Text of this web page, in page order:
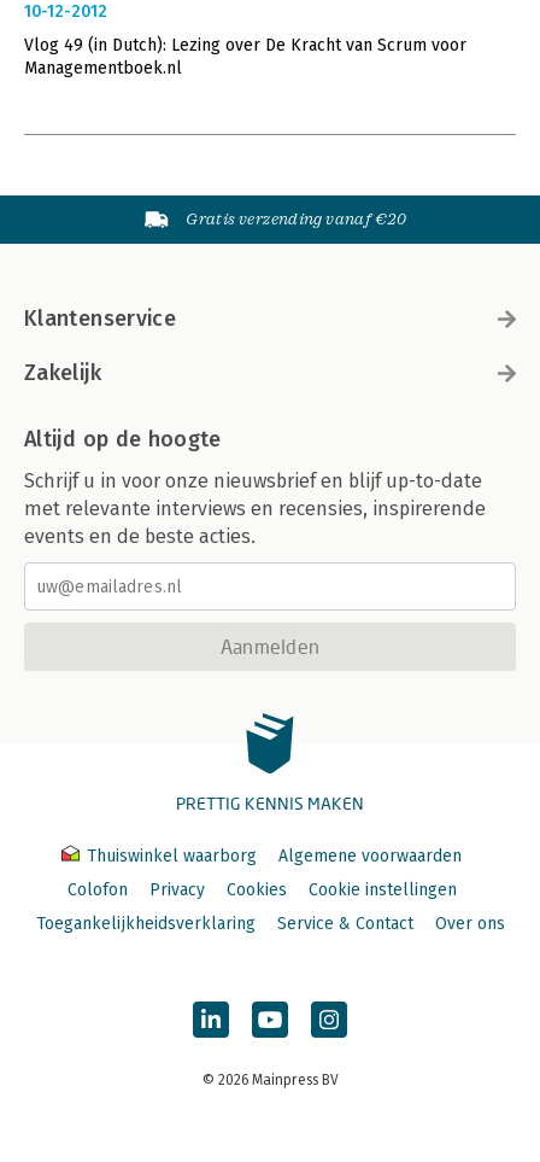
10-12-2012
Vlog 49 (in Dutch): Lezing over De Kracht van Scrum voor
Managementboek.nl
Gratis verzending vanaf €20
Klantenservice
Zakelijk
Altijd op de hoogte
Schrijf u in voor onze nieuwsbrief en blijf up-to-date
met relevante interviews en recensies, inspirerende
events en de beste acties.
Aanmelden
PRETTIG KENNIS MAKEN
Thuiswinkel waarborg
Algemene voorwaarden
Colofon
Privacy Cookies
Cookie instellingen
Toegankelijkheidsverklaring
Service & Contact Over ons
© 2026 Mainpress BV